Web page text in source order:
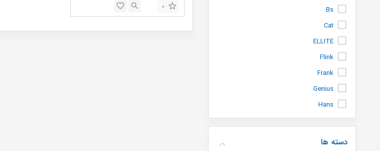
0
Bs
Cat
ELLITE
Flink
Frank
Genius
Hans
info
instar
دسته ها